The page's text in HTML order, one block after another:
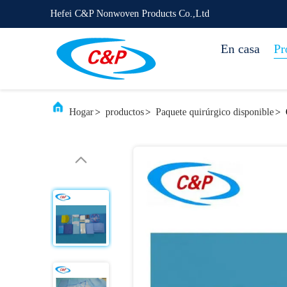
Hefei C&P Nonwoven Products Co.,Ltd
En casa
Hogar> productos> Paquete quirúrgico disponible>